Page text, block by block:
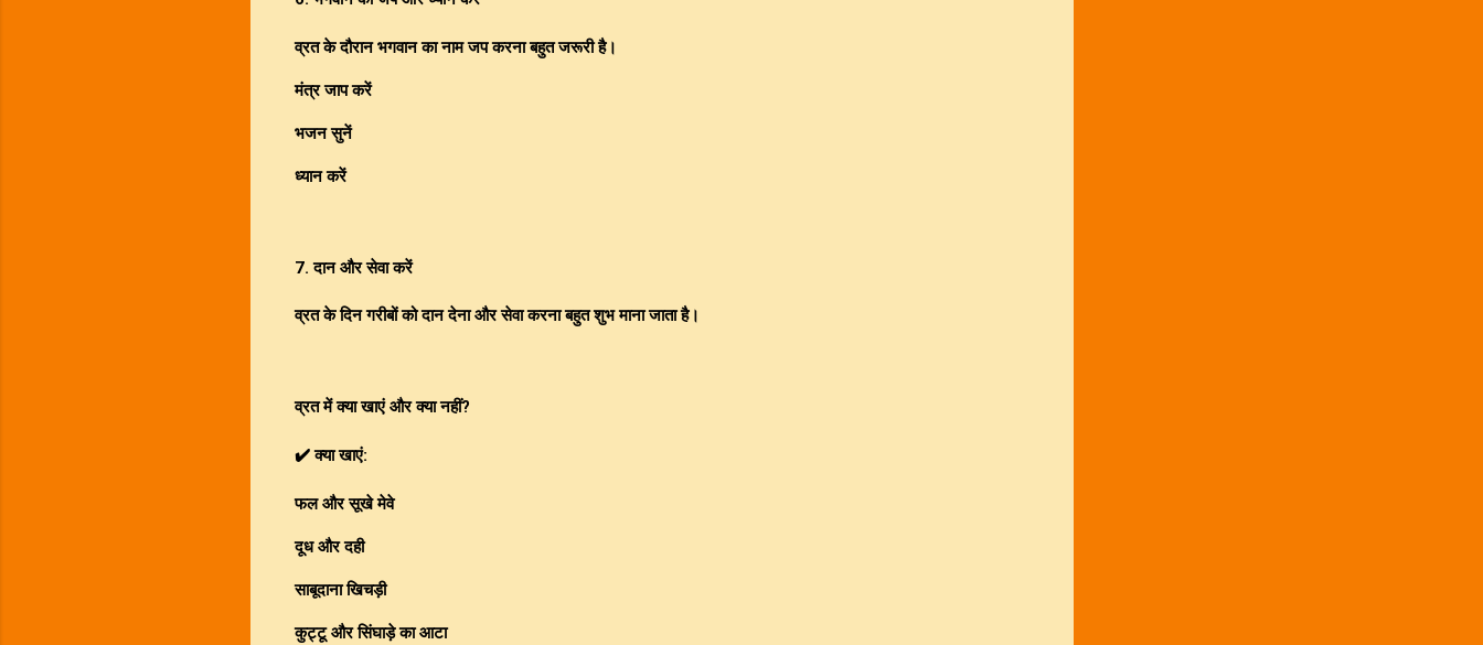
व्रत के दौरान भगवान का नाम जप करना बहुत जरूरी है।
मंत्र जाप करें
भजन सुनें
ध्यान करें
7. दान और सेवा करें
व्रत के दिन गरीबों को दान देना और सेवा करना बहुत शुभ माना जाता है।
व्रत में क्या खाएं और क्या नहीं?
✔️ क्या खाएं:
फल और सूखे मेवे
दूध और दही
साबूदाना खिचड़ी
कुट्टू और सिंघाड़े का आटा